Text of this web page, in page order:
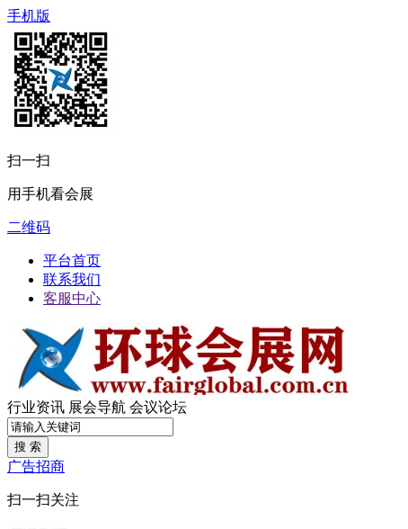
手机版
扫一扫
用手机看会展
二维码
平台首页
联系我们
客服中心
行业资讯 展会导航 会议论坛
搜 索
广告招商
扫一扫关注